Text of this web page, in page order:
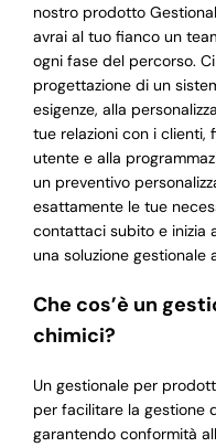
nostro prodotto
avrai al tuo fianco un
ogni fase del percorso.
progettazione di un
esigenze, alla
tue relazioni con i clienti,
utente e alla
un preventivo
esattamente le tue
contattaci subito e inizia
una soluzione gestionale
Che cos’è un
chimici?
Un gestionale per
per facilitare la gestione
garantendo conformità